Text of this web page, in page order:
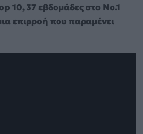
10, 37 εβδομάδες στο No.1
επιρροή που παραμένει